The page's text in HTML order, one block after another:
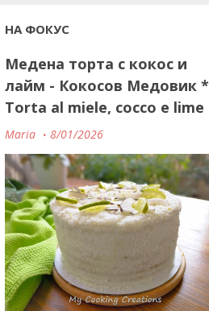
НА ФОКУС
Медена торта с кокос и
лайм - Кокосов Медовик *
Torta al miele, cocco e lime
Maria 8/01/2026